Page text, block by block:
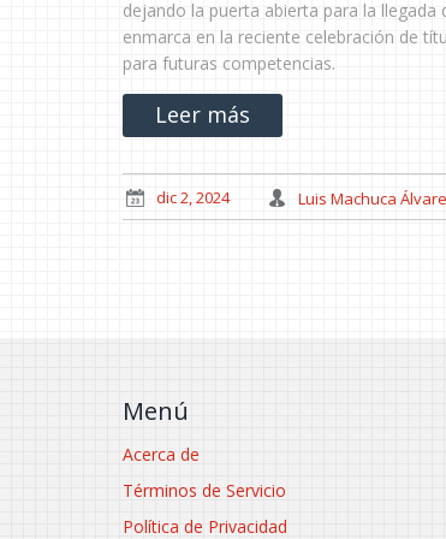
dejando la puerta abierta para la
enmarca en la reciente celebración de
para futuras competencias.
Leer más
dic 2, 2024 Luis Machuca
Menú
Acerca de
Términos de Servicio
Política de Privacidad